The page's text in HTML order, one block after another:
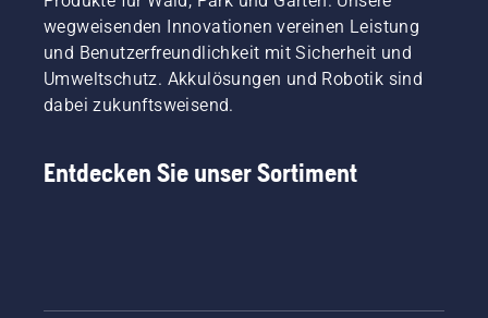
wegweisenden Innovationen vereinen Leistung
und Benutzerfreundlichkeit mit Sicherheit und
Umweltschutz. Akkulösungen und Robotik sind
dabei zukunftsweisend.
Entdecken Sie unser Sortiment